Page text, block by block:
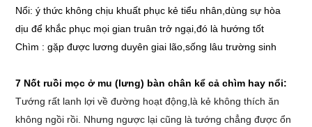
Nổi: ý thức không chịu khuất phục kẻ tiểu nhân,dùng sự hòa
dịu để khắc phục mọi gian truân trở ngại,đó là hướng tốt
Chìm : gặp được lương duyên giai lão,sống lâu trường sinh
7 Nốt ruồi mọc ở mu (lưng) bàn chân kể cả chìm hay nổi:
Tướng rất lanh lợi về đường hoạt động,là kẻ không thích ăn
không ngồi rồi. Nhưng ngược lại cũng là tướng chẳng được ổn